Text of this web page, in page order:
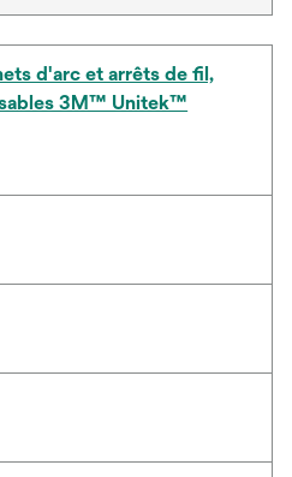
d'arc et arrêts de fil,
3M™ Unitek™